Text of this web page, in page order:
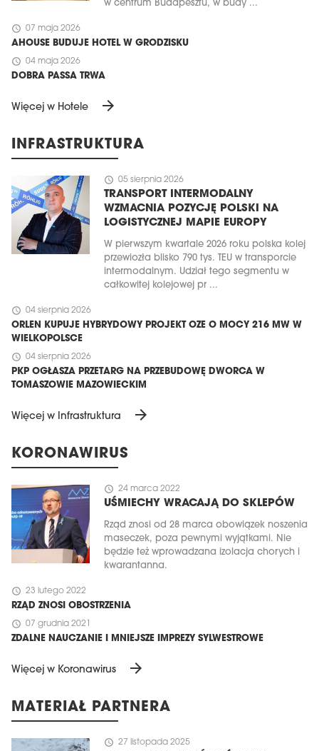
w centrum Budapesztu, w budy ...
schedule 07 maja 2026
AHOUSE BUDUJE HOTEL W GRODZISKU
schedule 04 maja 2026
DOBRA PASSA TRWA
Więcej w Hotele arrow_forward
INFRASTRUKTURA
schedule 05 sierpnia 2026
TRANSPORT INTERMODALNY
WZMACNIA POZYCJĘ POLSKI NA
LOGISTYCZNEJ MAPIE EUROPY
W pierwszym kwartale 2026 roku polska kolej
przewiozła blisko 790 tys. TEU w transporcie
intermodalnym. Udział tego segmentu w
całkowitej kolejowej pr ...
schedule 04 sierpnia 2026
ORLEN KUPUJE HYBRYDOWY PROJEKT OZE O MOCY 216 MW W
WIELKOPOLSCE
schedule 04 sierpnia 2026
PKP OGŁASZA PRZETARG NA PRZEBUDOWĘ DWORCA W
TOMASZOWIE MAZOWIECKIM
Więcej w Infrastruktura arrow_forward
KORONAWIRUS
schedule 24 marca 2022
UŚMIECHY WRACAJĄ DO SKLEPÓW
Rząd znosi od 28 marca obowiązek noszenia
maseczek, poza pewnymi wyjątkami. Nie
będzie też wprowadzana izolacja chorych i
kwarantanna.
schedule 23 lutego 2022
RZĄD ZNOSI OBOSTRZENIA
schedule 07 grudnia 2021
ZDALNE NAUCZANIE I MNIEJSZE IMPREZY SYLWESTROWE
Więcej w Koronawirus arrow_forward
MATERIAŁ PARTNERA
schedule 27 listopada 2025